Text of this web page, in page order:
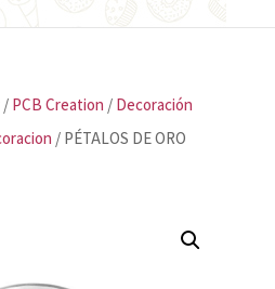
/ PCB Creation / Decoración
/ PÉTALOS DE ORO